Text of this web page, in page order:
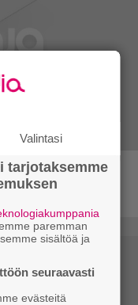
Valintasi
tarjotaksemme
paremman
sisältöä ja
seuraavasti
evästeitä